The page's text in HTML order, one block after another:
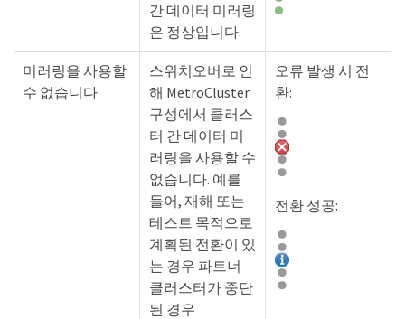
간 데이터 미러링
은 정상입니다.
미러링을 사용할
수 없습니다
스위치오버로 인
해 MetroCluster
구성에서 클러스
터 간 데이터 미
러링을 사용할 수
없습니다. 예를
들어, 재해 또는
테스트 목적으로
계획된 전환이 있
는 경우 파트너
클러스터가 중단
된 경우
오류 발생 시 전
환:
전환 성공: